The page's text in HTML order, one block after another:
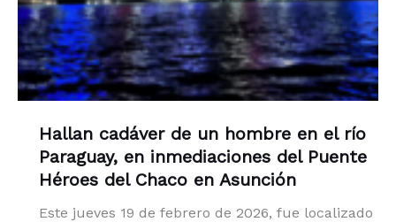
Hallan cadáver de un hombre en el río
Paraguay, en inmediaciones del Puente
Héroes del Chaco en Asunción
Este jueves 19 de febrero de 2026, fue localizado